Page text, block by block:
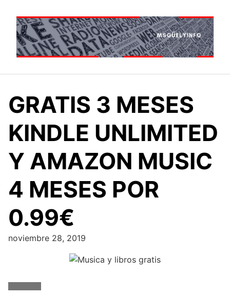
contenido
GRATIS 3 MESES
KINDLE UNLIMITED
Y AMAZON MUSIC
4 MESES POR
0.99€
noviembre 28, 2019